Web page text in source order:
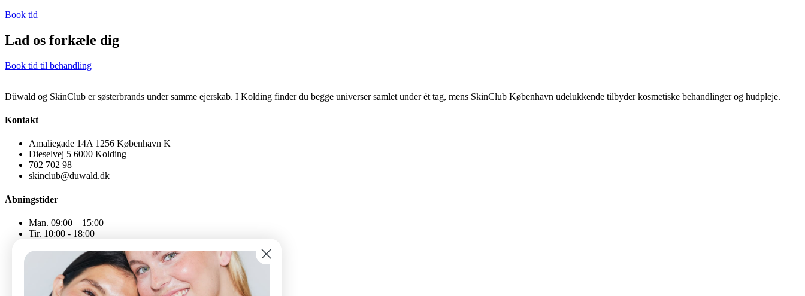
Book tid
Lad os forkæle dig
Book tid til behandling
Düwald og SkinClub er søsterbrands under samme ejerskab. I Kolding finder du begge universer samlet under ét tag, mens SkinClub København udelukkende tilbyder kosmetiske behandlinger og hudpleje.
Kontakt
Amaliegade 14A 1256 København K
Dieselvej 5 6000 Kolding
702 702 98
skinclub@duwald.dk
Åbningstider
Man. 09:00 – 15:00
Tir. 10:00 - 18:00
Tor. 11:00 - 19:00
Fre. 09:00 - 14:00
Åbningstiderne kan variere